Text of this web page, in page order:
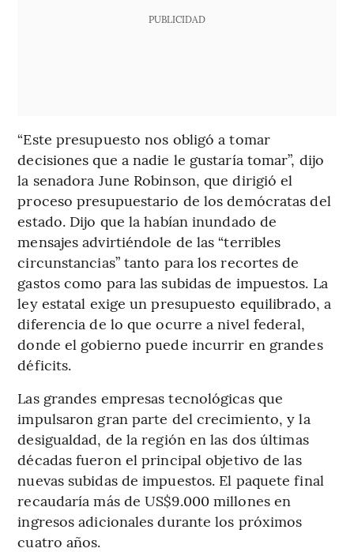
PUBLICIDAD
“Este presupuesto nos obligó a tomar
decisiones que a nadie le gustaría tomar”, dijo
la senadora June Robinson, que dirigió el
proceso presupuestario de los demócratas del
estado. Dijo que la habían inundado de
mensajes advirtiéndole de las “terribles
circunstancias” tanto para los recortes de
gastos como para las subidas de impuestos. La
ley estatal exige un presupuesto equilibrado, a
diferencia de lo que ocurre a nivel federal,
donde el gobierno puede incurrir en grandes
déficits.
Las grandes empresas tecnológicas que
impulsaron gran parte del crecimiento, y la
desigualdad, de la región en las dos últimas
décadas fueron el principal objetivo de las
nuevas subidas de impuestos. El paquete final
recaudaría más de US$9.000 millones en
ingresos adicionales durante los próximos
cuatro años.